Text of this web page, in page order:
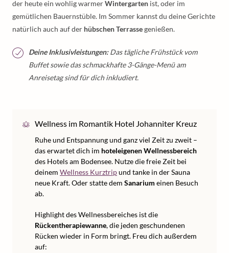
der heute ein wohlig warmerWintergarten ist, oder im
gemütlichen Bauernstüble. Im Sommer kannst du deine Gerichte
natürlich auch auf der hübschen Terrassegenießen.
Deine Inklusivleistungen:Das tägliche Frühstück vom
Buffet sowie das schmackhafte 3-Gänge-Menü am
Anreisetag sind für dich inkludiert.
Wellness im Romantik Hotel Johanniter Kreuz
Ruhe und Entspannung und ganz viel Zeit zu zweit –
das erwartet dich im hoteleigenen Wellnessbereich
des Hotels am Bodensee. Nutze die freie Zeit bei
deinem Wellness Kurztripund tanke in der Sauna
neue Kraft. Oder statte dem Sanarium einen Besuch
ab.
Highlight des Wellnessbereiches ist die
Rückentherapiewanne, die jeden geschundenen
Rücken wieder in Form bringt. Freu dich außerdem
auf: